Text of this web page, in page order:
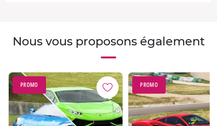
Nous vous proposons également
PROMO PROMO